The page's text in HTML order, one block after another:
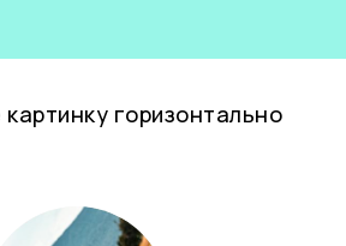
горизонтально